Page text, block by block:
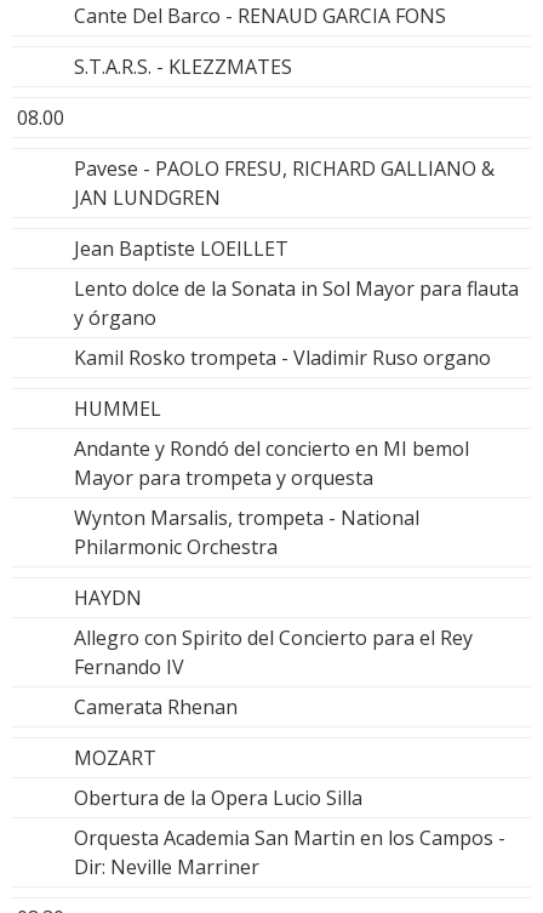
Cante Del Barco - RENAUD GARCIA FONS
S.T.A.R.S. - KLEZZMATES
08.00
Pavese - PAOLO FRESU, RICHARD GALLIANO &
JAN LUNDGREN
Jean Baptiste LOEILLET
Lento dolce de la Sonata in Sol Mayor para flauta
y órgano
Kamil Rosko trompeta - Vladimir Ruso organo
HUMMEL
Andante y Rondó del concierto en MI bemol
Mayor para trompeta y orquesta
Wynton Marsalis, trompeta - National
Philarmonic Orchestra
HAYDN
Allegro con Spirito del Concierto para el Rey
Fernando IV
Camerata Rhenan
MOZART
Obertura de la Opera Lucio Silla
Orquesta Academia San Martin en los Campos -
Dir: Neville Marriner